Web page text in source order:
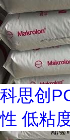
科思创
性 低粘